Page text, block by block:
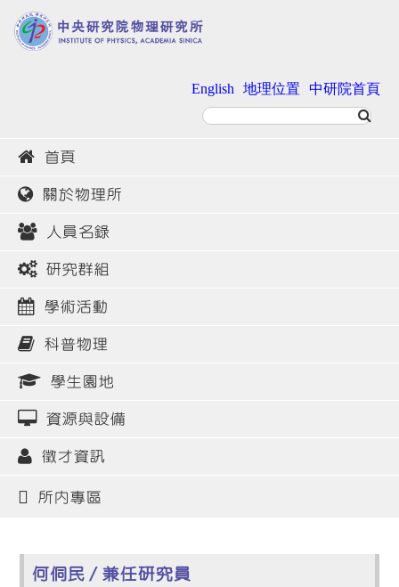
English 地理位置 中研院首頁
首頁
關於物理所
人員名錄
研究群組
學術活動
科普物理
學生園地
資源與設備
徵才資訊
所內專區
何侗民 / 兼任研究員